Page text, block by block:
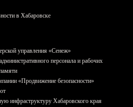
в Хабаровске
управления «Сенеж»
персонала и рабочих
«Продвижение безопасности»
инфраструктуру Хабаровского края